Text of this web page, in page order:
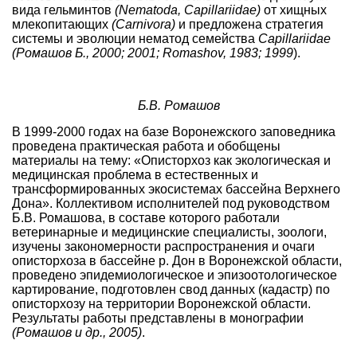
вида гельминтов (Nematoda, Capillariidae) от хищных
млекопитающих (Carnivora) и предложена стратегия
системы и эволюции нематод семейства Capillariidae
(Ромашов Б., 2000; 2001; Romashov, 1983; 1999).
Б.В. Ромашов
В 1999-2000 годах на базе Воронежского заповедника
проведена практическая работа и обобщены
материалы на тему: «Описторхоз как экологическая и
медицинская проблема в естественных и
трансформированных экосистемах бассейна Верхнего
Дона». Коллективом исполнителей под руководством
Б.В. Ромашова, в составе которого работали
ветеринарные и медицинские специалисты, зоологи,
изучены закономерности распространения и очаги
описторхоза в бассейне р. Дон в Воронежской области,
проведено эпидемиологическое и эпизоотологическое
картирование, подготовлен свод данных (кадастр) по
описторхозу на территории Воронежской области.
Результаты работы представлены в монографии
(Ромашов и др., 2005).